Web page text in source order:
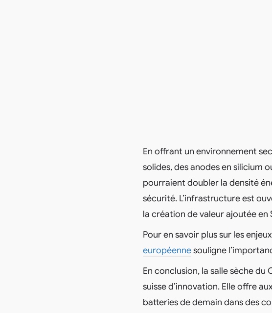
En offrant un environnement
solides, des anodes en silicium
pourraient doubler la densité
sécurité. L’infrastructure est
la création de valeur ajoutée en
Pour en savoir plus sur les
européennesouligne
En conclusion, la salle sèche du
suisse d’innovation. Elle offre
batteries de demain dans des